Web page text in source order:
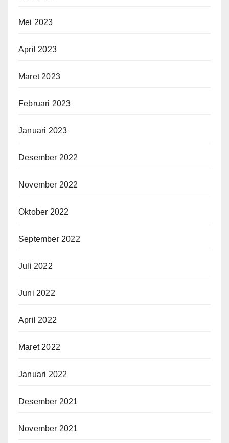
Mei 2023
April 2023
Maret 2023
Februari 2023
Januari 2023
Desember 2022
November 2022
Oktober 2022
September 2022
Juli 2022
Juni 2022
April 2022
Maret 2022
Januari 2022
Desember 2021
November 2021